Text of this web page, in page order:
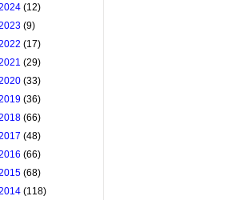
(12)
(9)
(17)
(29)
(33)
(36)
(66)
(48)
(66)
(68)
(118)